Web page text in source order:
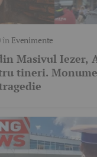
în Evenimente
Masivul Iezer,
tineri.